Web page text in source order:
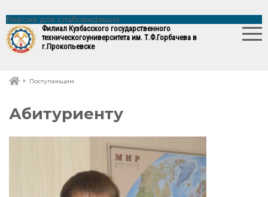
Версия для слабовидящих
Филиал Кузбасского государственного
техническогоуниверситета им. Т.Ф.Горбачева в
г.Прокопьевске
Поступающим
Абитуриенту